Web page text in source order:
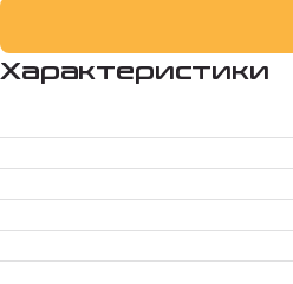
Характеристики